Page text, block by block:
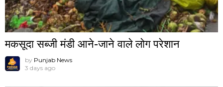
मकसूदा सब्जी मंडी आने-जाने वाले लोग परेशान
by Punjab News
3 days ago